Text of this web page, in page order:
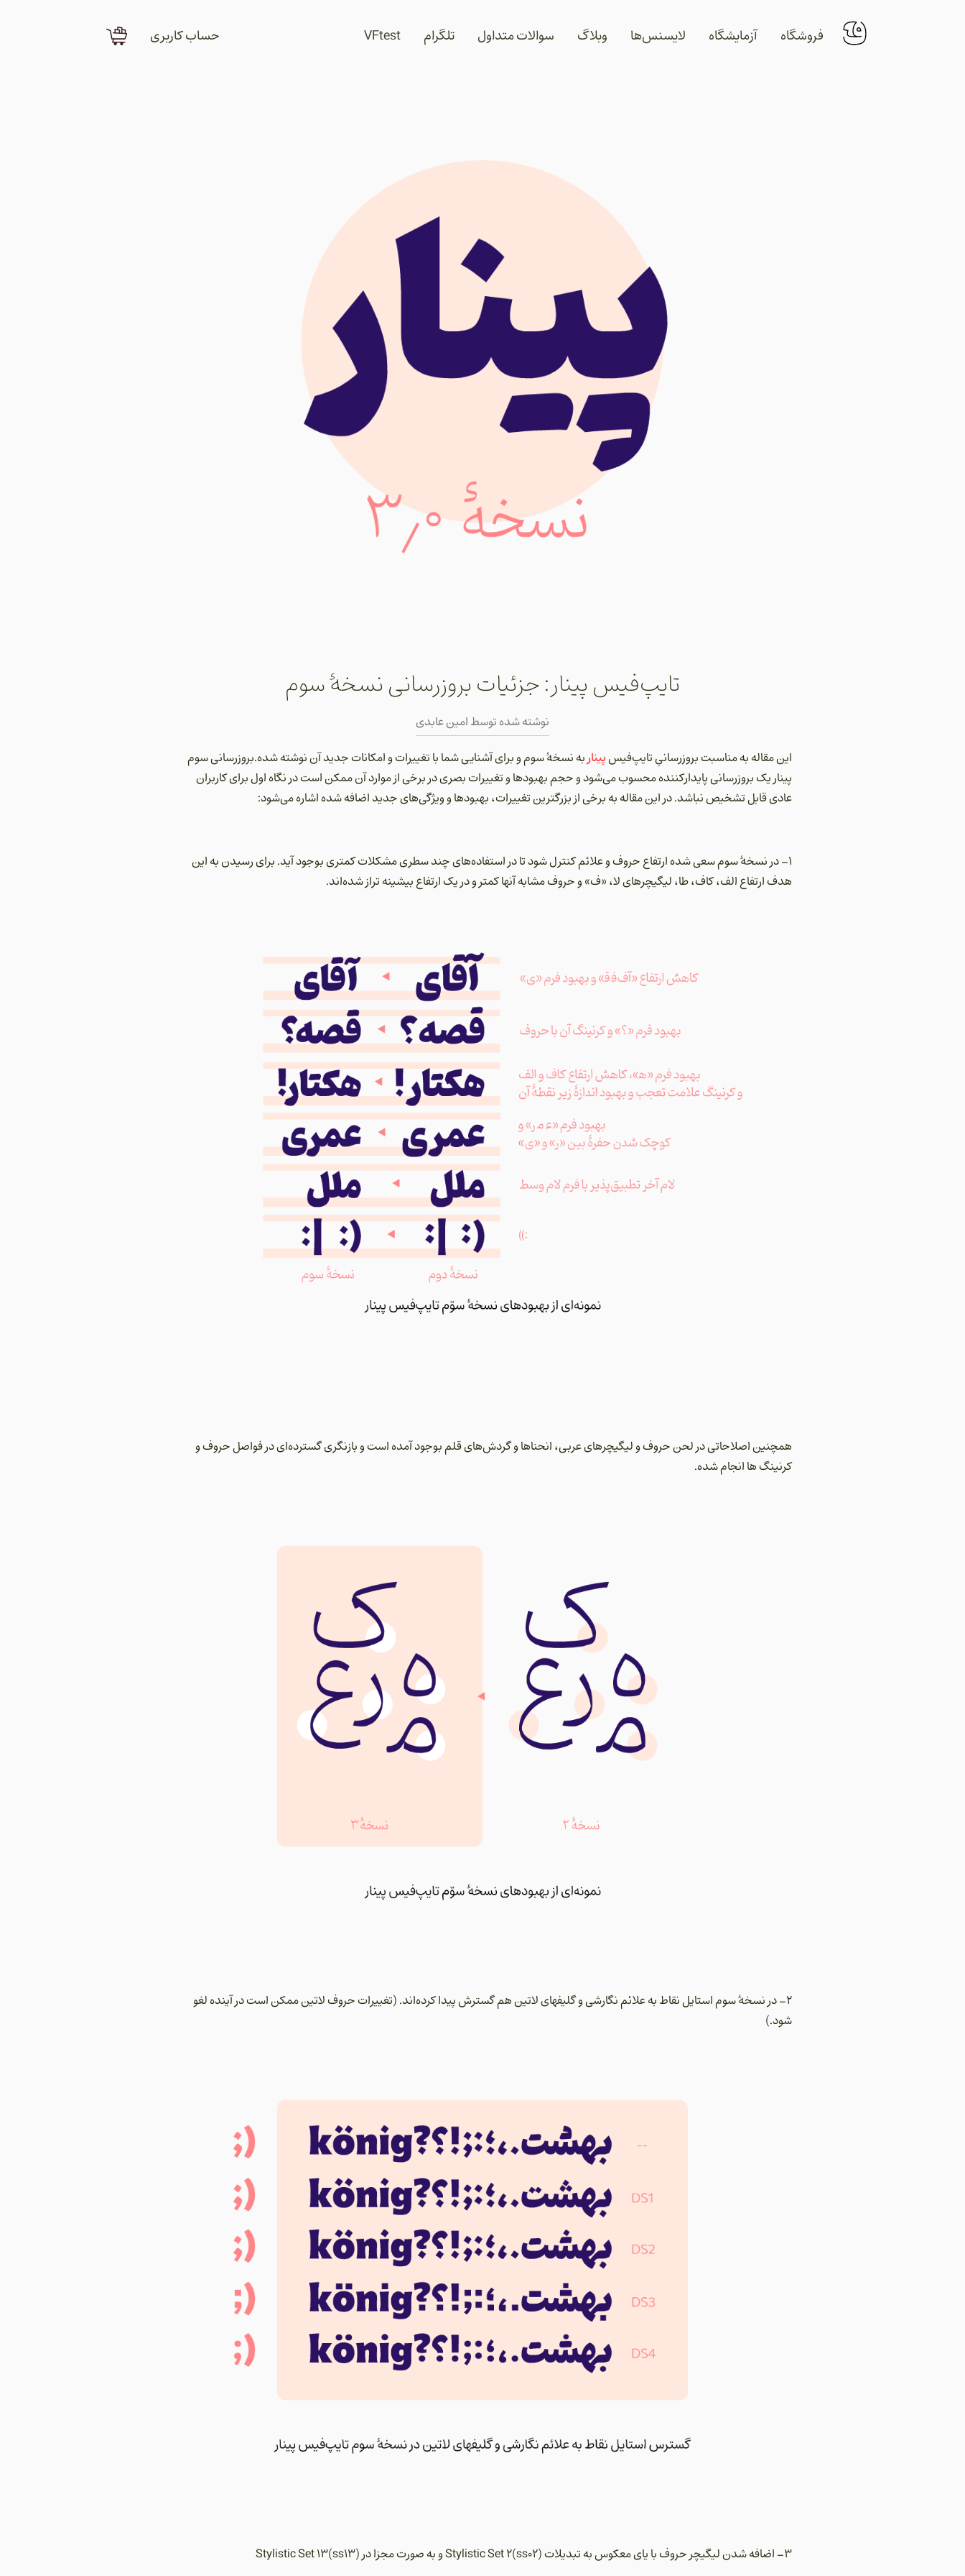
فروشگاه آزمایشگاه لایسنس‌ها وبلاگ سوالات متداول تلگرام VFtest حساب کاربری
تایپ‌فیس پینار: جزئیات بروزرسانی نسخۀ سوم
نوشته شده توسطامین عابدی
این مقاله به مناسبت بروزرسانیِ تایپ‌فیسپیناربه نسخۀ سوم و برای آشنایی شما با تغییرات و امکانات جدید آن نوشته شده.بروزرسانی سوم
پینار یک بروزرسانی پایدارکننده محسوب می‌شود و حجم بهبودها و تغییرات بصری در برخی از موارد آن ممکن است در نگاه اول برای کاربران
عادی قابل تشخیص نباشد. در این مقاله به برخی از بزرگترین تغییرات، بهبودها و ویژگی‌های جدید اضافه شده اشاره می‌شود:
1- در نسخۀ سوم سعی شده ارتفاع حروف و علائم کنترل شود تا در استفاده‌های چند سطری مشکلات کمتری بوجود آید. برای رسیدن به این
هدف ارتفاع الف، کاف، طا، لیگیچرهای لا، «ف» و حروف مشابه آنها کمتر و در یک ارتفاع بیشینه تراز شده‌اند.
همچنین اصلاحاتی در لحن حروف و لیگیچرهای عربی، انحناها و گردش‌های قلم بوجود آمده است و بازنگری گسترده‌ای در فواصل حروف و
کرنینگ ها انجام شده.
2- در نسخۀ سوم استایل نقاط به علائم نگارشی و گلیفهای لاتین هم گسترش پیدا کرده‌اند. (تغییرات حروف لاتین ممکن است در آینده لغو
شود.)
3- اضافه شدن لیگیچر حروف با یای معکوس به تبدیلات Stylistic Set 2(ss02) و به صورت مجزا در Stylistic Set 13(ss13)